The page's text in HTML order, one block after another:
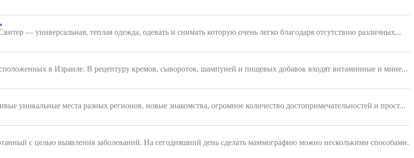
— универсальная, теплая одежда, одевать и снимать которую очень легко благодаря отсутствию различных...
в Израиле. В рецептуру кремов, сывороток, шампуней и пищевых добавок входят витаминные и мине...
уникальные места разных регионов, новые знакомства, огромное количество достопримечательностей и прост...
с целью выявления заболеваний. На сегодняшний день сделать маммографию можно несколькими способами.